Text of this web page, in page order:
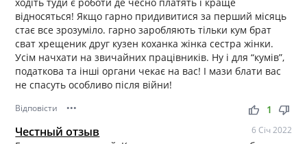
ходіть туди є роботи де чесно платять і краще
відносяться! Якщо гарно придивитися за перший місяць
стає все зрозуміло. гарно заробляють тільки кум брат
сват хрещеник друг кузен коханка жінка сестра жінки.
Усім начхати на звичайних працівників. Ну і для “кумів”,
податкова та інші органи чекає на вас! І мази блати вас
не спасуть особливо після війни!
Відповісти ••• thumb_up thumb_down
1
Честный отзыв 6 Січ 2022